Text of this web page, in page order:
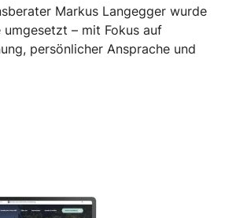
Markus Langegger wurde
umgesetzt – mit Fokus auf
persönlicher Ansprache und